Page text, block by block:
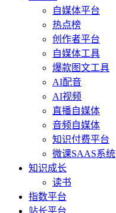
自媒体平台
热点榜
创作者平台
自媒体工具
爆款图文工具
AI配音
AI视频
直播自媒体
音频自媒体
知识付费平台
微课SAAS系统
知识成长
读书
指数平台
站长平台